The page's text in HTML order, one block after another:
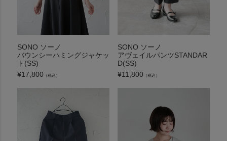
SONO ソーノ
バウンシーハミングジャケッ
ト(SS)
¥17,800 （税込）
SONO ソーノ
アヴェイルパンツSTANDAR
D(SS)
¥11,800 （税込）